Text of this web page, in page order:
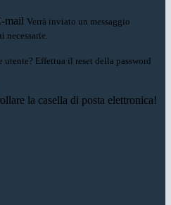
mail Verrà inviato un messaggio
utente? Effettua il reset della password
la casella di posta elettronica!